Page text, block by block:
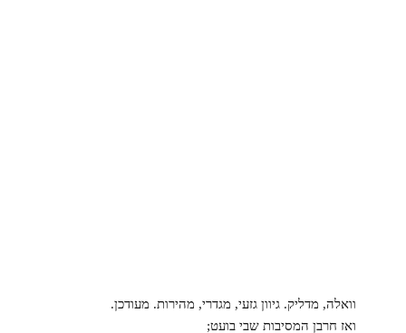
וואלה, מדליק. גיוון גזעי, מגדרי, מהירות. מעודכן.
ואז חרבן המסיבות שבי בועט;